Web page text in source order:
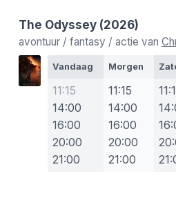
The Odyssey (2026)
avontuur / fantasy / actie van
Vandaag Morgen
11:15
14:00
16:00
20:00
21:00
11:15
14:00
16:00
20:00
21:00